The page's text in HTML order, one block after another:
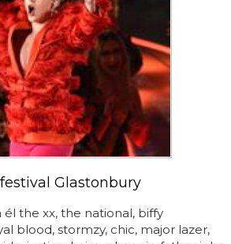
Glastonbury
the xx, the national, biffy
blood, stormzy, chic, major lazer,